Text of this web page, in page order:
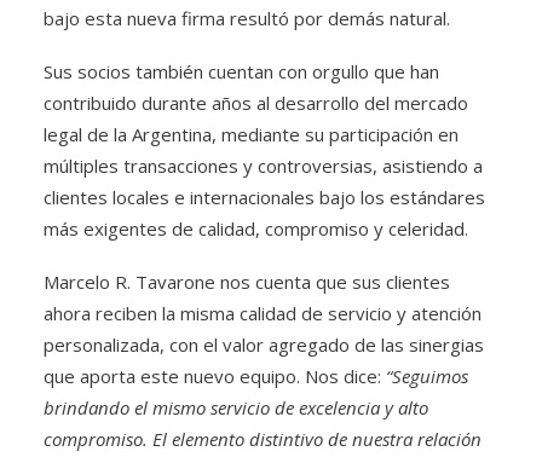
bajo esta nueva firma resultó por demás natural.
Sus socios también cuentan con orgullo que han
contribuido durante años al desarrollo del mercado
legal de la Argentina, mediante su participación en
múltiples transacciones y controversias, asistiendo a
clientes locales e internacionales bajo los estándares
más exigentes de calidad, compromiso y celeridad.
Marcelo R. Tavarone nos cuenta que sus clientes
ahora reciben la misma calidad de servicio y atención
personalizada, con el valor agregado de las sinergias
que aporta este nuevo equipo. Nos dice: “Seguimos
brindando el mismo servicio de excelencia y alto
compromiso. El elemento distintivo de nuestra relación